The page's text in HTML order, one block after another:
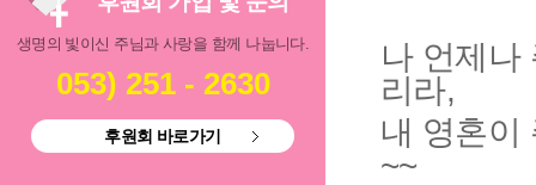
생명의 빛이신 주님과 사랑을 함께 나눕니다.
053) 251 - 2630
후원회 바로가기
나 언제나
리라,
내 영혼이
~~